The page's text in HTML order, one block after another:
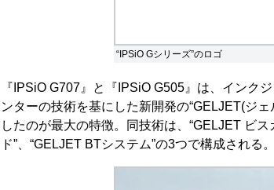
“IPSiO Gシリーズ”のロゴ
『IPSiO G707』と『IPSiO G505』は、インク
ンターの技術を基にした新開発の“GELJET(ジ
したのが最大の特徴。同技術は、“GELJET ビ
ド”、“GELJET BTシステム”の3つで構成される。